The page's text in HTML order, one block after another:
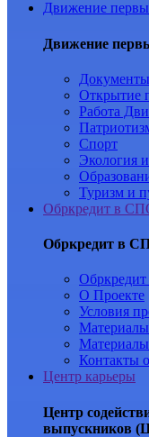
Движение
Движение
Открытие
Работа
Спорт
Экология
Туризм и
Обркредит в
Обркредит в
О Проекте
Условия
Материалы
Материалы
Контакты
Центр карьеры
Центр
выпускников